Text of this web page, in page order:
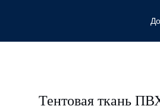
Тентовая ткань